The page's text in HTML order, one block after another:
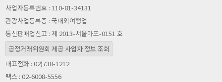
사업자등록번호 : 110-81-34131
관광사업등록증 : 국내외여행업
통신판매업신고 : 제 2013-서울마포-0151 호
공정거래위원회 제공 사업자 정보 조회
대표전화 : 02)730-1212
팩스 : 02-6008-5556